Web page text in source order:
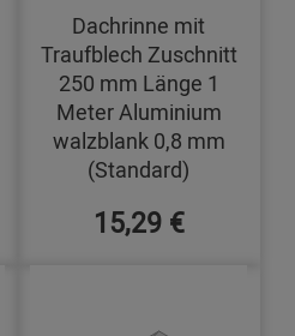
Dachrinne mit
Traufblech Zuschnitt
250 mm Länge 1
Meter Aluminium
walzblank 0,8 mm
(Standard)
15,29 €